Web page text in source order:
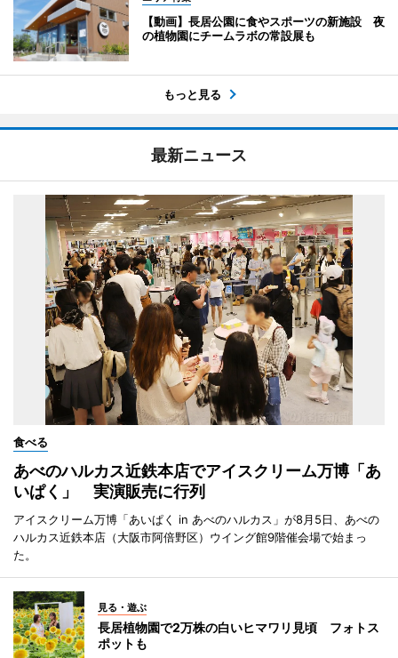
【動画】長居公園に食やスポーツの新施設 夜
の植物園にチームラボの常設展も
もっと見る
最新ニュース
食べる
あべのハルカス近鉄本店でアイスクリーム万博「あ
いぱく」 実演販売に行列
アイスクリーム万博「あいぱく in あべのハルカス」が8月5日、あべの
ハルカス近鉄本店（大阪市阿倍野区）ウイング館9階催会場で始まっ
た。
見る・遊ぶ
長居植物園で2万株の白いヒマワリ見頃 フォトス
ポットも